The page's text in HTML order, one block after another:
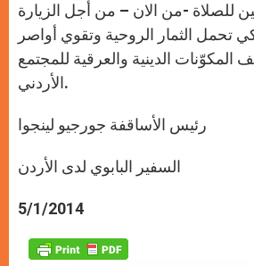
للصلاة -من الان – من أجل الزيارة
تحمل الثمار الروحية وتقوي أواصر
المكوّنات الدينية والعرقية للمجتمع
الأردني.
رئيس الأساقفة جورجيو لينجوا
السفير البابوي لدى الأردن
5/1/2014